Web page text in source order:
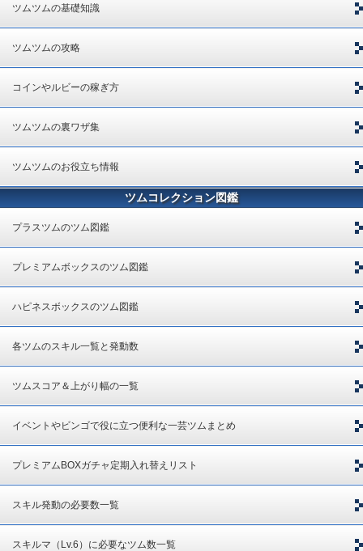
ツムツムの基礎知識
ツムツムの攻略
コインやルビーの稼ぎ方
ツムツムの裏ワザ集
ツムツムのお役立ち情報
ツムコレクション図鑑
プラスツムのツム図鑑
プレミアムボックスのツム図鑑
ハピネスボックスのツム図鑑
各ツムのスキル一覧と発動数
ツムスコア＆上がり幅の一覧
イベントやビンゴで役に立つ便利な一芸ツムまとめ
プレミアムBOXガチャ定期入れ替えリスト
スキル発動の必要数一覧
スキルマ（Lv.6）に必要なツム数一覧